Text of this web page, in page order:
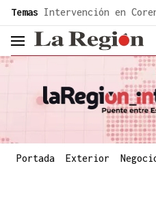
common.go-to-content
Temas Intervención en
header.menu.open
Portada Exterior